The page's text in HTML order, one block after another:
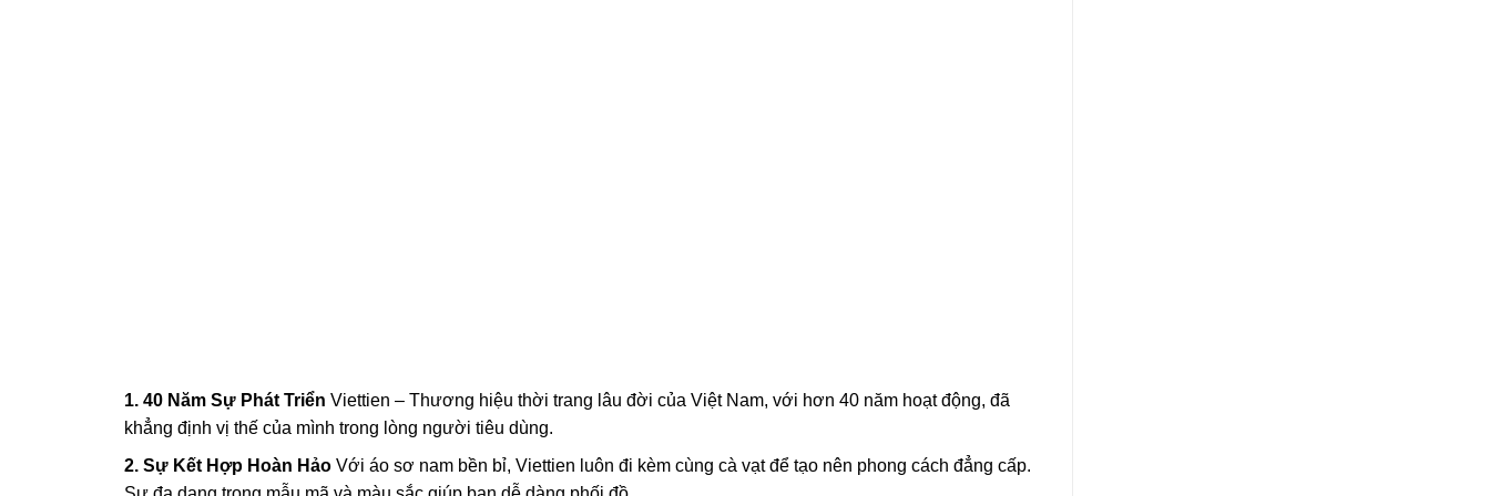
1. 40 Năm Sự Phát Triển Viettien – Thương hiệu thời trang lâu đời của Việt Nam, với hơn 40 năm hoạt động, đã
khẳng định vị thế của mình trong lòng người tiêu dùng.
2. Sự Kết Hợp Hoàn Hảo Với áo sơ nam bền bỉ, Viettien luôn đi kèm cùng cà vạt để tạo nên phong cách đẳng cấp.